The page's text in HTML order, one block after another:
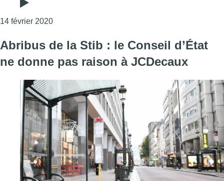
14 février 2020Consulter l'article "Urbanisme : 41 nouveaux
Abribus de la Stib : le Conseil d’État
ne donne pas raison à JCDecaux